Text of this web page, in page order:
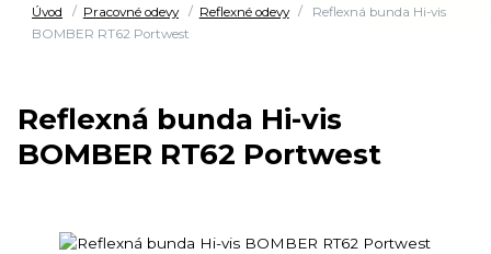
Úvod Pracovné odevy Reflexné odevy
Reflexná bunda Hi-vis
BOMBER RT62 Portwest
Reflexná bunda Hi-vis
BOMBER RT62 Portwest